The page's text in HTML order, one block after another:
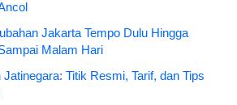
Jakarta Tempo Dulu Hingga
Malam Hari
Titik Resmi, Tarif, dan Tips